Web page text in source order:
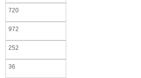
720
972
252
36